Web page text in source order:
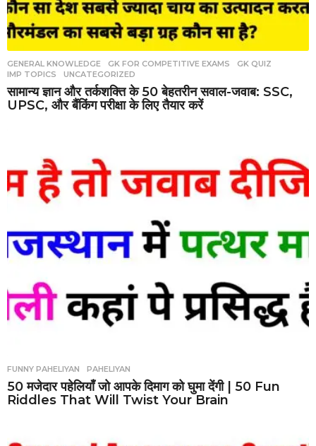
GENERAL KNOWLEDGE ,GK FOR COMPETITIVE EXAMS ,GK QUIZ
IMP TOPICS
,UNCATEGORIZED
सामान्य ज्ञान और तर्कशक्ति के 50 बेहतरीन सवाल-जवाब: SSC,
UPSC, और बैंकिंग परीक्षा के लिए तैयार करें
FUNNY PAHELIYAN ,PAHELIYAN
50 मजेदार पहेलियाँ जो आपके दिमाग को घुमा देंगी | 50 Fun
Riddles That Will Twist Your Brain